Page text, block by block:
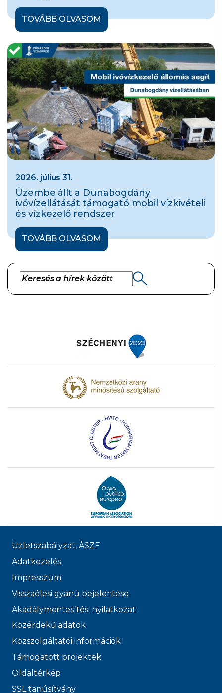
TOVÁBB OLVASOM
2026. július 31.
Üzembe állt a Dunabogdány
ivóvízellátását támogató mobil vízkivételi
és vízkezelő rendszer
TOVÁBB OLVASOM
Üzletszabályzat, ÁSZF
Adatkezelés
Impresszum
Visszaélési gyanú bejelentése
Akadálymentesítési nyilatkozat
Közérdekű adatok
Közszolgáltatói információk
Támogatott projektek
Oldaltérkép
SSL tanúsítvány